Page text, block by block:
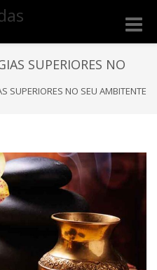
Toggle
SUPERIORES NO
SUPERIORES NO SEU AMBITENTE